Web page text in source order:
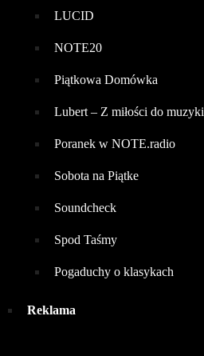
LUCID
NOTE20
Piątkowa Domówka
Lubert – Z miłości do muzyki
Poranek w NOTE.radio
Sobota na Piątke
Soundcheck
Spod Taśmy
Pogaduchy o klasykach
Reklama